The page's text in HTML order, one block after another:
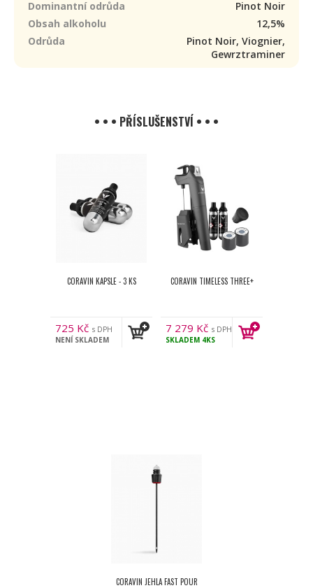
Dominantní odrůda
Pinot Noir
Obsah alkoholu
12,5%
Odrůda
Pinot Noir, Viognier,
Gewrztraminer
• • • PŘÍSLUŠENSTVÍ • • •
CORAVIN KAPSLE - 3 KS
725 Kč s DPH
NENÍ SKLADEM
CORAVIN TIMELESS THREE+
7 279 Kč s DPH
SKLADEM 4KS
CORAVIN JEHLA FAST POUR